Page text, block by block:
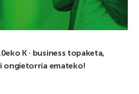
K · business topaketa,
ongietorria emateko!